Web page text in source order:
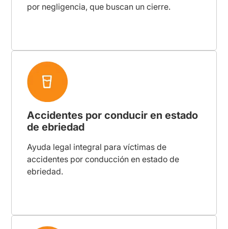
por negligencia, que buscan un cierre.
Accidentes por conducir en estado
de ebriedad
Ayuda legal integral para víctimas de
accidentes por conducción en estado de
ebriedad.